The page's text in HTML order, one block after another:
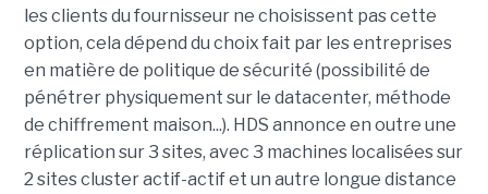
les clients du fournisseur ne choisissent pas cette
option, cela dépend du choix fait par les entreprises
en matière de politique de sécurité (possibilité de
pénétrer physiquement sur le datacenter, méthode
de chiffrement maison...). HDS annonce en outre une
réplication sur 3 sites, avec 3 machines localisées sur
2 sites cluster actif-actif et un autre longue distance